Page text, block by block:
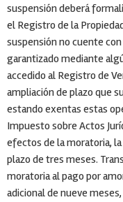
suspensión deberá
el Registro de la
suspensión no cuente
garantizado mediante
accedido al Registro de
ampliación de plazo que
estando exentas estas
Impuesto sobre Actos
efectos de la moratoria,
plazo de tres meses.
moratoria al pago por
adicional de nueve